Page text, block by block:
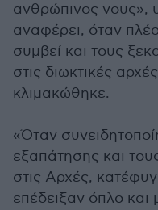
ανθρώπινος νους»,
αναφέρει, όταν
συμβεί και τους
στις διωκτικές
κλιμακώθηκε.
«Όταν
εξαπάτησης και
στις Αρχές,
επέδειξαν όπλο και